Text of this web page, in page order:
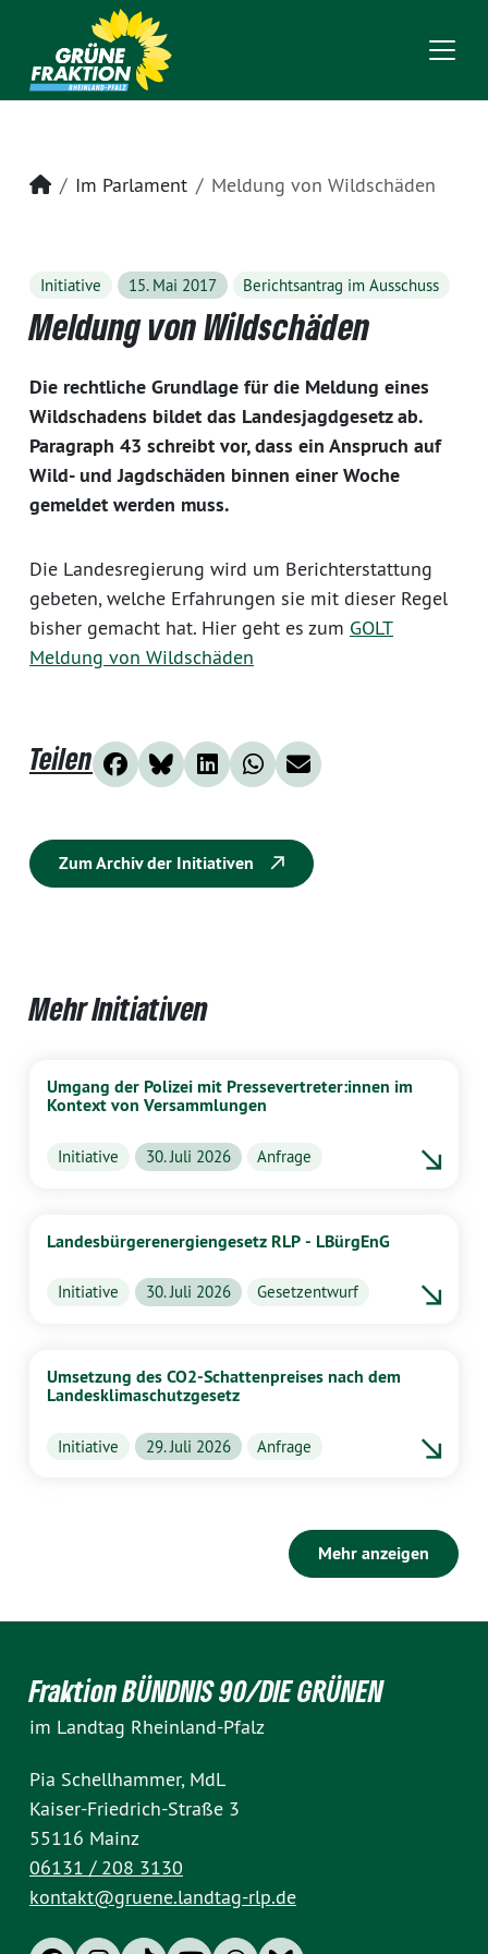
Startseite
Im Parlament Meldung von Wildschäden
Initiative 15. Mai 2017 Berichtsantrag im Ausschuss
Meldung von Wildschäden
Die rechtliche Grundlage für die Meldung eines
Wildschadens bildet das Landesjagdgesetz ab.
Paragraph 43 schreibt vor, dass ein Anspruch auf
Wild- und Jagdschäden binnen einer Woche
gemeldet werden muss.
Die Landesregierung wird um Berichterstattung
gebeten, welche Erfahrungen sie mit dieser Regel
bisher gemacht hat. Hier geht es zum GOLT
Meldung von Wildschäden
Teilen
Zum Archiv der Initiativen
Mehr Initiativen
Umgang der Polizei mit Pressevertreter:innen im
Kontext von Versammlungen
Initiative 30. Juli 2026 Anfrage
Landesbürgerenergiengesetz RLP - LBürgEnG
Initiative 30. Juli 2026 Gesetzentwurf
Umsetzung des CO2-Schattenpreises nach dem
Landesklimaschutzgesetz
Initiative 29. Juli 2026 Anfrage
Mehr anzeigen
Fraktion BÜNDNIS 90/DIE GRÜNEN
im Landtag Rheinland-Pfalz
Pia Schellhammer, MdL
Kaiser-Friedrich-Straße 3
55116 Mainz
06131 / 208 3130
kontakt@gruene.landtag-rlp.de